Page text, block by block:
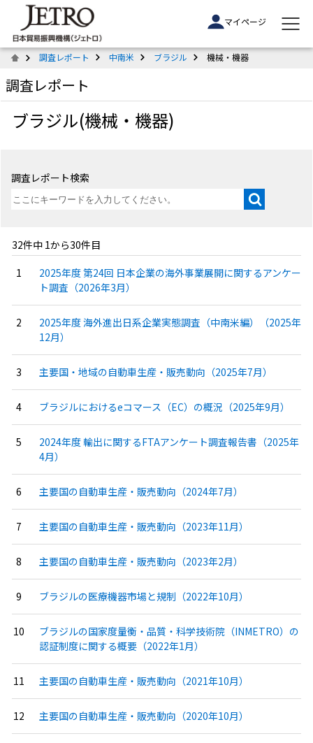
マイページ
調査レポート 中南米 ブラジル 機械・機器
調査レポート
ブラジル(機械・機器)
調査レポート検索
32件中 1から30件目
2025年度 第24回 日本企業の海外事業展開に関するアンケー
ト調査（2026年3月）
2025年度 海外進出日系企業実態調査（中南米編）（2025年
12月）
主要国・地域の自動車生産・販売動向（2025年7月）
ブラジルにおけるeコマース（EC）の概況（2025年9月）
2024年度 輸出に関するFTAアンケート調査報告書（2025年
4月）
主要国の自動車生産・販売動向（2024年7月）
主要国の自動車生産・販売動向（2023年11月）
主要国の自動車生産・販売動向（2023年2月）
ブラジルの医療機器市場と規制（2022年10月）
ブラジルの国家度量衡・品質・科学技術院（INMETRO）の
認証制度に関する概要（2022年1月）
主要国の自動車生産・販売動向（2021年10月）
主要国の自動車生産・販売動向（2020年10月）